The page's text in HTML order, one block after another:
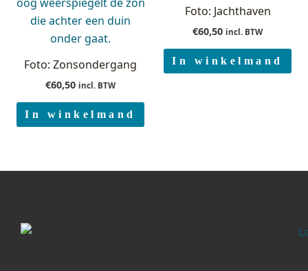
Foto: Zonsondergang
€60,50 incl. BTW
In winkelmand
Foto: Jachthaven
€60,50 incl. BTW
In winkelmand